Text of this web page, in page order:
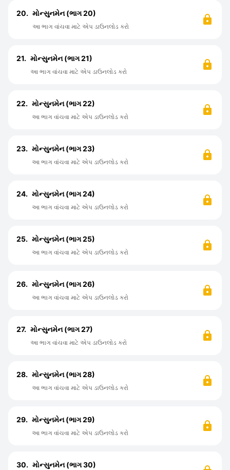
20. મોન્સુનમેન (ભાગ 20)
આ ભાગ વાંચવા માટે એપ ડાઉનલોડ કરો
21. મોન્સુનમેન (ભાગ 21)
આ ભાગ વાંચવા માટે એપ ડાઉનલોડ કરો
22. મોન્સુનમેન (ભાગ 22)
આ ભાગ વાંચવા માટે એપ ડાઉનલોડ કરો
23. મોન્સુનમેન (ભાગ 23)
આ ભાગ વાંચવા માટે એપ ડાઉનલોડ કરો
24. મોન્સુનમેન (ભાગ 24)
આ ભાગ વાંચવા માટે એપ ડાઉનલોડ કરો
25. મોન્સુનમેન (ભાગ 25)
આ ભાગ વાંચવા માટે એપ ડાઉનલોડ કરો
26. મોન્સુનમેન (ભાગ 26)
આ ભાગ વાંચવા માટે એપ ડાઉનલોડ કરો
27. મોન્સુનમેન (ભાગ 27)
આ ભાગ વાંચવા માટે એપ ડાઉનલોડ કરો
28. મોન્સુનમેન (ભાગ 28)
આ ભાગ વાંચવા માટે એપ ડાઉનલોડ કરો
29. મોન્સુનમેન (ભાગ 29)
આ ભાગ વાંચવા માટે એપ ડાઉનલોડ કરો
30. મોન્સુનમેન (ભાગ 30)